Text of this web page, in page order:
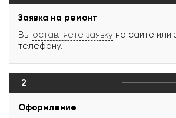
Заявка на ремонт
Вы оставляете заявку на сайте или
телефону.
2
Оформление